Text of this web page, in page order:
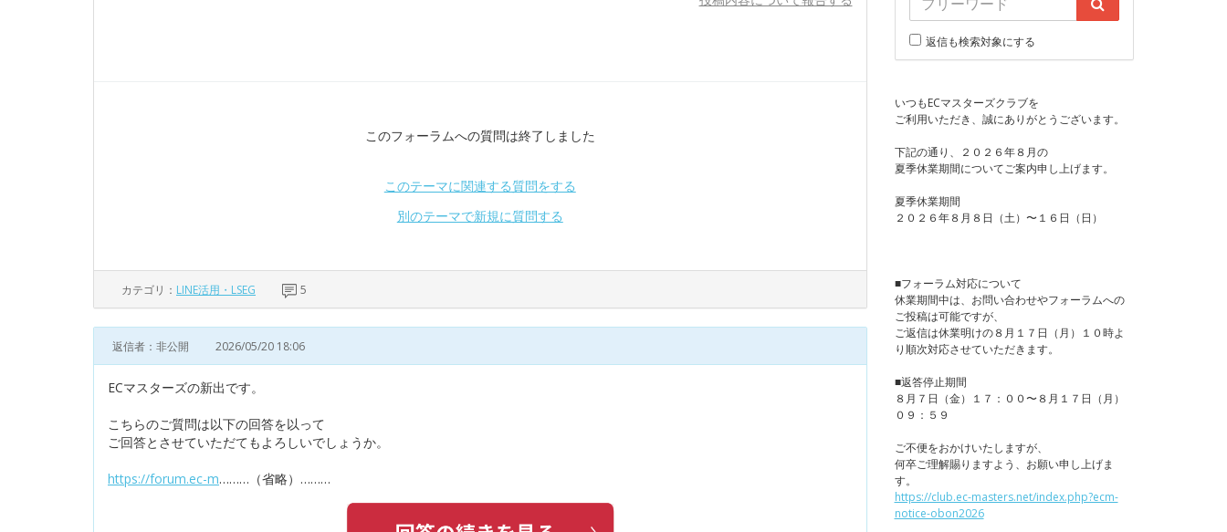
このフォーラムへの質問は終了しました
このテーマに関連する質問をする
別のテーマで新規に質問する
カテゴリ： LINE活用・LSEG 5
返信者：非公開 2026/05/20 18:06
ECマスターズの新出です。
こちらのご質問は以下の回答を以って
ご回答とさせていただてもよろしいでしょうか。
https://forum.ec-m………（省略）………
返信も検索対象にする
いつもECマスターズクラブを
ご利用いただき、誠にありがとうございます。
下記の通り、２０２６年８月の
夏季休業期間についてご案内申し上げます。
夏季休業期間
２０２６年８月８日（土）〜１６日（日）
■フォーラム対応について
休業期間中は、お問い合わせやフォーラムへの
ご投稿は可能ですが、
ご返信は休業明けの８月１７日（月）１０時よ
り順次対応させていただきます。
■返答停止期間
８月７日（金）１７：００〜８月１７日（月）
０９：５９
ご不便をおかけいたしますが、
何卒ご理解賜りますよう、お願い申し上げま
す。
https://club.ec-masters.net/index.php?ecm-
notice-obon2026